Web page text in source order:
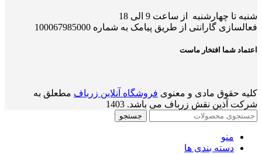
شنبه تا چهارشنبه از ساعت 9 الی 18
فعالسازی گارانتی از طریق پیامک به شماره 100067985000
اعتماد شما افتخار ماست
کلیه حقوق مادی و معنوی فروشگاه آنلاین زرباف مطعلق به
شرکت آذین نقش زرباف می باشد. 1403
جستجو
منو
دسته بندی ها